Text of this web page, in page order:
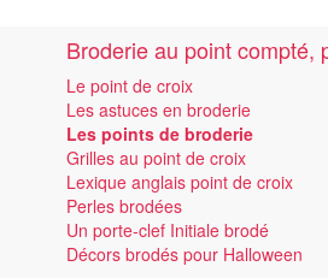
Broderie au point compté,
Le point de croix
Les astuces en broderie
Les points de broderie
Grilles au point de croix
Lexique anglais point de croix
Perles brodées
Un porte-clef Initiale brodé
Décors brodés pour Halloween